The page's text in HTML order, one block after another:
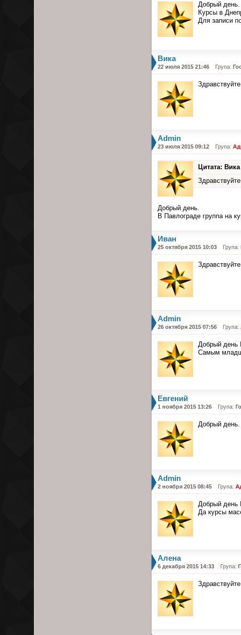
Добрый день.
Курсы в
Для записи
Вика
22 июля 2015 21:46 Група:
Admin
23 июля 2015 09:12 Група:
Цитата: Вика
Добрый день.
В Павлограде группа на
Иван
25 октября 2015 10:03 Група:
Admin
26 октября 2015 07:56 Група:
Добрый день
Самым
Евгений
1 ноября 2015 13:26 Група:
Добрый день.
Admin
2 ноября 2015 08:45 Група:
Добрый день
Да курсы
Алена
6 декабря 2015 14:33 Група: